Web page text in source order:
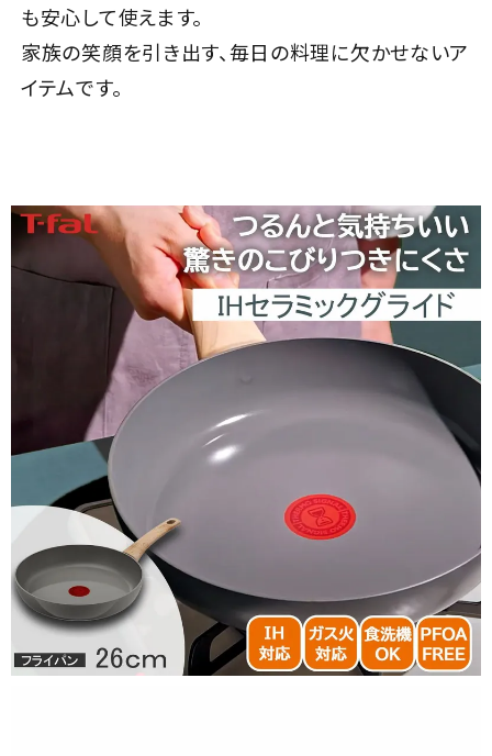
も安心して使えます。
家族の笑顔を引き出す、毎日の料理に欠かせないア
イテムです。